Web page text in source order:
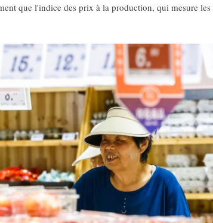
que l'indice des prix à la production, qui mesure